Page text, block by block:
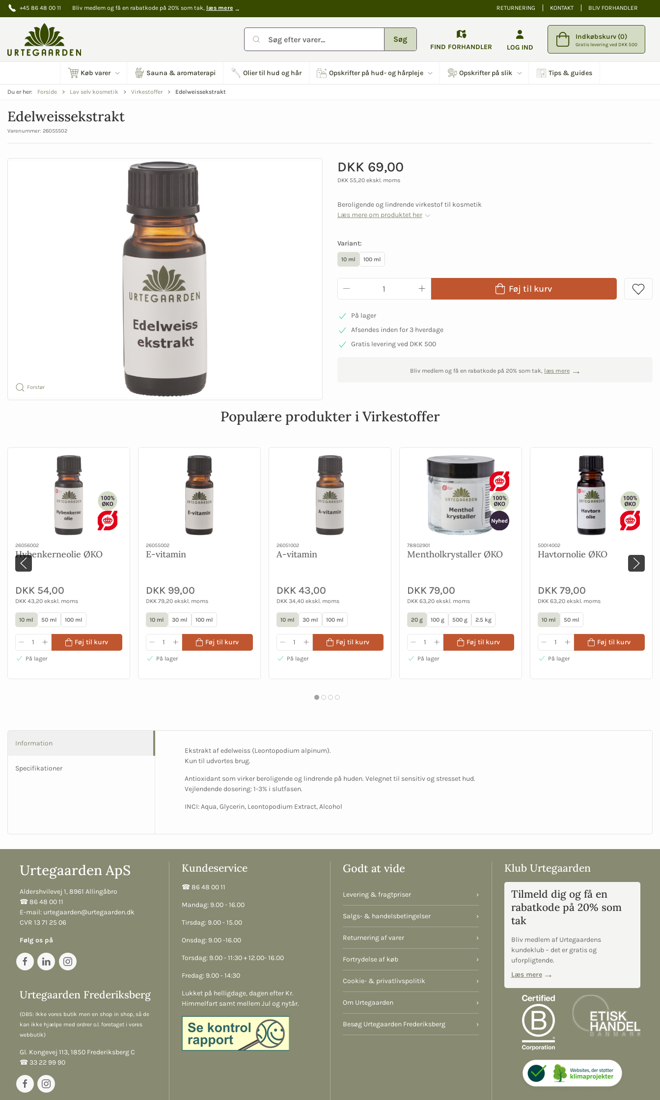
+45 86 48 00 11 Bliv medlem og få en rabatkode på 20% som tak, læs mere RETURNERING KONTAKT BLIV FORHANDLER
Søg
FIND FORHANDLER LOG IND
Indkøbskurv (0)
Gratis levering ved DKK 500
Køb varer Sauna & aromaterapi Olier til hud og hår Opskrifter på hud- og hårpleje Opskrifter på slik Tips & guides
Du er her: Forside Lav selv kosmetik Virkestoffer Edelweissekstrakt
Edelweissekstrakt
Varenummer: 26055502
Forstør
DKK 69,00
DKK 55,20 ekskl. moms
Beroligende og lindrende virkestof til kosmetik
Læs mere om produktet her
Variant:
10 ml 100 ml
Føj til kurv
På lager
Afsendes inden for 3 hverdage
Gratis levering ved DKK 500
Bliv medlem og få en rabatkode på 20% som tak, læs mere
Populære produkter i Virkestoffer
26056002
Hybenkerneolie ØKO
DKK 54,00
DKK 43,20 ekskl. moms
10 ml 50 ml 100 ml
Føj til kurv
På lager
26055002
E-vitamin
DKK 99,00
DKK 79,20 ekskl. moms
10 ml 30 ml 100 ml
Føj til kurv
På lager
26051002
A-vitamin
DKK 43,00
DKK 34,40 ekskl. moms
10 ml 30 ml 100 ml
Føj til kurv
På lager
78802901
Mentholkrystaller ØKO
DKK 79,00
DKK 63,20 ekskl. moms
20 g 100 g 500 g 2.5 kg
Føj til kurv
På lager
50014002
Havtornolie ØKO
DKK 79,00
DKK 63,20 ekskl. moms
10 ml 50 ml
Føj til kurv
På lager
Information
Specifikationer
Ekstrakt af edelweiss (Leontopodium alpinum).
Kun til udvortes brug.
Antioxidant som virker beroligende og lindrende på huden. Velegnet til sensitiv og stresset hud.
Vejlendende dosering: 1-3% i slutfasen.
INCI: Aqua, Glycerin, Leontopodium Extract, Alcohol
Urtegaarden ApS
Aldershvilevej 1, 8961 Allingåbro
☎︎ 86 48 00 11
E-mail: urtegaarden@urtegaarden.dk
CVR 13 71 25 06
Følg os på
Urtegaarden Frederiksberg
(OBS: Ikke vores butik men en shop in shop, så de
kan ikke hjælpe med ordrer o.l. foretaget i vores
webbutik)
Gl. Kongevej 113, 1850 Frederiksberg C
☎︎ 33 22 99 90
Kundeservice
☎︎ 86 48 00 11
Mandag: 9.00 - 16.00
Tirsdag: 9.00 - 15.00
Onsdag: 9.00 -16.00
Torsdag: 9.00 - 11:30 + 12.00- 16.00
Fredag: 9.00 - 14:30
Lukket på helligdage, dagen efter Kr.
Himmelfart samt mellem Jul og nytår.
Godt at vide
Levering & fragtpriser ›
Salgs- & handelsbetingelser ›
Returnering af varer ›
Fortrydelse af køb ›
Cookie- & privatlivspolitik ›
Om Urtegaarden ›
Besøg Urtegaarden Frederiksberg ›
Klub Urtegaarden
Tilmeld dig og få en
rabatkode på 20% som
tak
Bliv medlem af Urtegaardens
kundeklub – det er gratis og
uforpligtende.
Læs mere